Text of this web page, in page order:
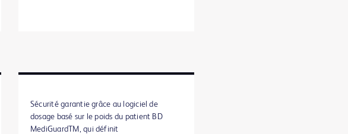
Sécurité garantie grâce au logiciel de
dosage basé sur le poids du patient BD
MediGuardTM, qui définit